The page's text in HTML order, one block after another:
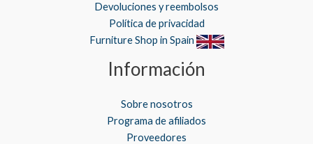
Devoluciones y reembolsos
Política de privacidad
Furniture Shop in Spain
Información
Sobre nosotros
Programa de afiliados
Proveedores